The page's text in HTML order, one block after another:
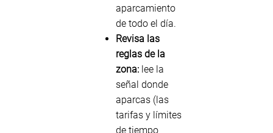
aparcamiento
de todo el día.
Revisa las
reglas de la
zona: lee la
señal donde
aparcas (las
tarifas y límites
de tiempo